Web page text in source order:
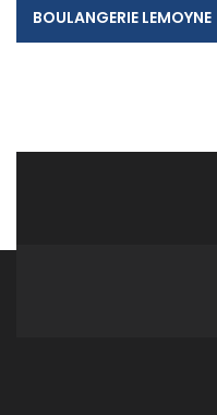
BOULANGERIE LEMOYNE